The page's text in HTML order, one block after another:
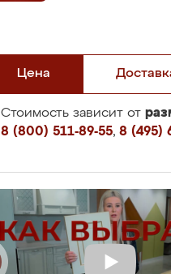
Цена
Стоимость зависит от
8 (800) 511-89-55, 8 (495)